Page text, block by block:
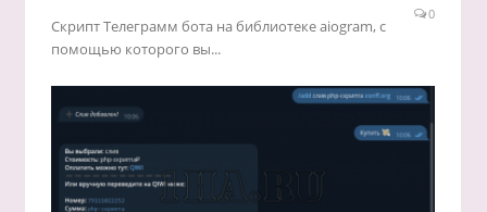
0
Скрипт Телеграмм бота на библиотеке aiogram, с
помощью которого вы...